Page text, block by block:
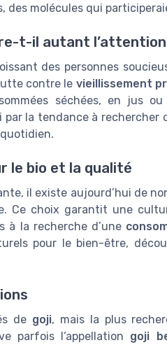
des molécules qui
t-il autant
des personnes
contre le vieillissement
séchées, en jus
par la tendance à rechercher
le bio et la qualité
il existe aujourd’hui de
Ce choix garantit une
à la recherche d’une
pour le bien-être,
de goji, mais la plus
parfois l’appellation goji